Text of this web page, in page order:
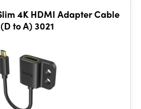
4K HDMI Adapter Cable
(D to A) 3021